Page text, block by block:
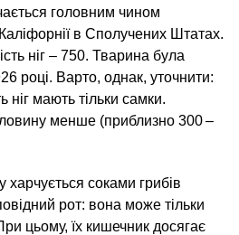
головним чином
в Сполучених Штатах.
ніг – 750. Тварина була
році. Варто, однак, уточнити:
ніг мають тільки самки.
менше (приблизно 300 –
харчується соками грибів
рот: вона може тільки
цьому, їх кишечник досягає